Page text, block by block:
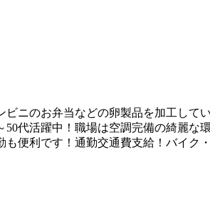
ニのお弁当などの卵製品を加工して
代活躍中！職場は空調完備の綺麗な
便利です！通勤交通費支給！バイク